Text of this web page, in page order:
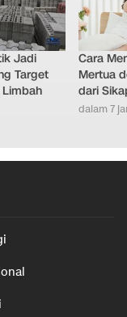
Jadi
Target
Cara
Mertua
dari
dalam 7